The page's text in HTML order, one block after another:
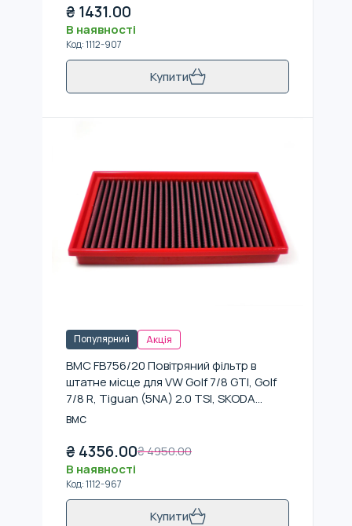
₴ 1431.00
В наявності
Код:1112-907
Купити
Популярний Акція
BMC FB756/20 Повітряний фільтр в
штатне місце для VW Golf 7/8 GTI, Golf
7/8 R, Tiguan (5NA) 2.0 TSI, SKODA
Octavia RS220
BMC
₴ 4356.00₴4950.00
В наявності
Код:1112-967
Купити